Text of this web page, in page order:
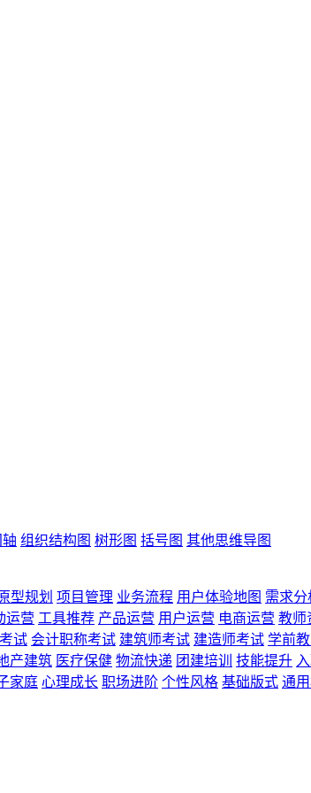
轴 组织结构图 树形图 括号图 其他思维导图
型规划 项目管理 业务流程 用户体验地图 需求分
运营 工具推荐 产品运营 用户运营 电商运营 教师
试 会计职称考试 建筑师考试 建造师考试 学前
产建筑 医疗保健 物流快递 团建培训 技能提升
家庭 心理成长 职场进阶 个性风格 基础版式 通